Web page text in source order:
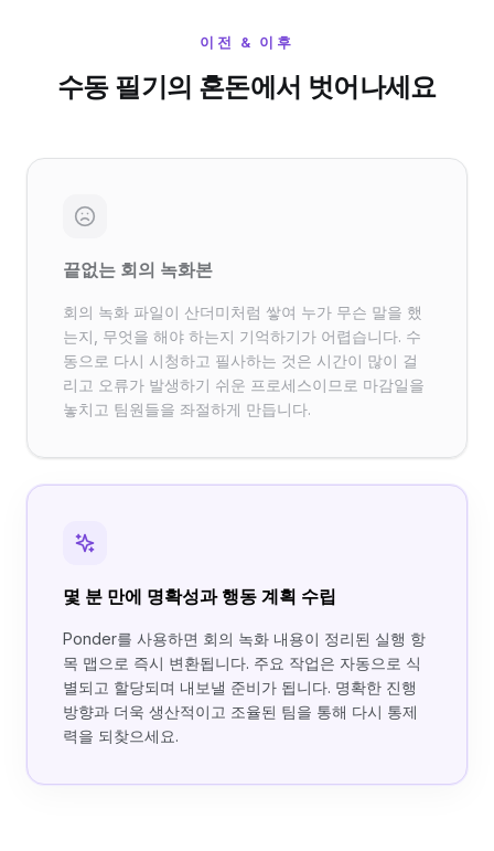
이전 & 이후
수동 필기의 혼돈에서 벗어나세요
끝없는 회의 녹화본
회의 녹화 파일이 산더미처럼 쌓여 누가 무슨 말을 했
는지, 무엇을 해야 하는지 기억하기가 어렵습니다. 수
동으로 다시 시청하고 필사하는 것은 시간이 많이 걸
리고 오류가 발생하기 쉬운 프로세스이므로 마감일을
놓치고 팀원들을 좌절하게 만듭니다.
몇 분 만에 명확성과 행동 계획 수립
Ponder를 사용하면 회의 녹화 내용이 정리된 실행 항
목 맵으로 즉시 변환됩니다. 주요 작업은 자동으로 식
별되고 할당되며 내보낼 준비가 됩니다. 명확한 진행
방향과 더욱 생산적이고 조율된 팀을 통해 다시 통제
력을 되찾으세요.